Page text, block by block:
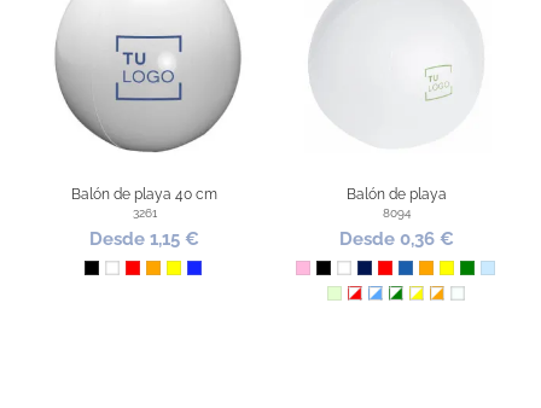
Balón de playa 40 cm
3261
Desde 1,15 €
NegroBlanco
RojoNaranja
Amarillo
Azul Royal
Balón de playa
8094
Desde 0,36 €
RosaNegroBlanco
Marino
RojoAzulNaranja
Amarillo
VerdeAzul
Verde Claro
Blanco / Rojo
Blanco / Azul
Blanco / Verde
Blanco / Amarillo
Blanco /